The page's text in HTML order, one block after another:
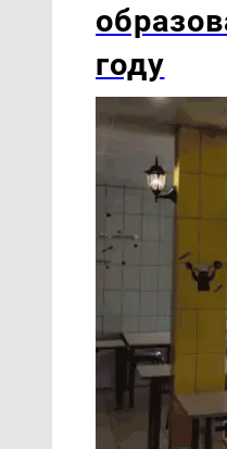
году